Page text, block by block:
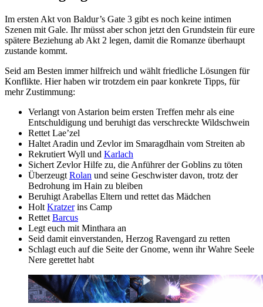
Im ersten Akt von Baldur’s Gate 3 gibt es noch keine intimen
Szenen mit Gale. Ihr müsst aber schon jetzt den Grundstein für eure
spätere Beziehung ab Akt 2 legen, damit die Romanze überhaupt
zustande kommt.
Seid am Besten immer hilfreich und wählt friedliche Lösungen für
Konflikte. Hier haben wir trotzdem ein paar konkrete Tipps, für
mehr Zustimmung:
Verlangt von Astarion beim ersten Treffen mehr als eine
Entschuldigung und beruhigt das verschreckte Wildschwein
Rettet Lae’zel
Haltet Aradin und Zevlor im Smaragdhain vom Streiten ab
Rekrutiert Wyll und Karlach
Sichert Zevlor Hilfe zu, die Anführer der Goblins zu töten
Überzeugt Rolan und seine Geschwister davon, trotz der
Bedrohung im Hain zu bleiben
Beruhigt Arabellas Eltern und rettet das Mädchen
Holt Kratzerins Camp
Rettet Barcus
Legt euch mit Minthara an
Seid damit einverstanden, Herzog Ravengard zu retten
Schlagt euch auf die Seite der Gnome, wenn ihr Wahre Seele
Nere gerettet habt